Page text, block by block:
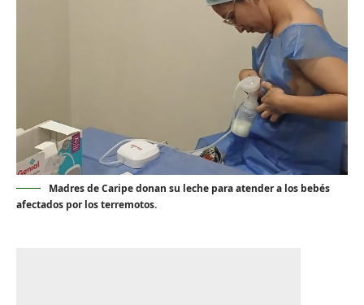
‎Madres de Caripe donan su leche para atender a los bebés
afectados por los terremotos.